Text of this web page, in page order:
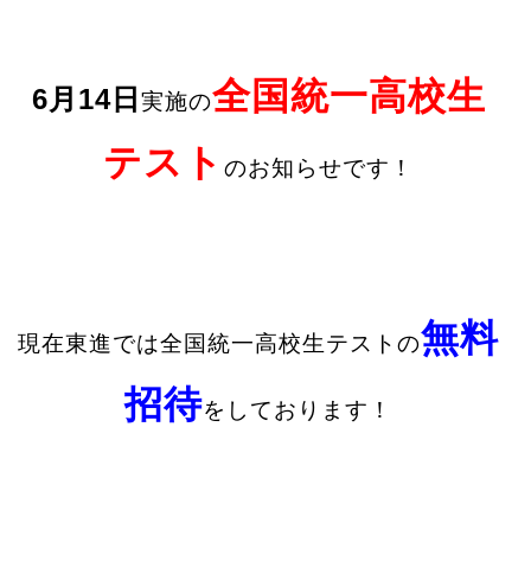
6月14日 実施の全国統一高校生
テストのお知らせです！
現在東進では全国統一高校生テストの無料
招待をしております！